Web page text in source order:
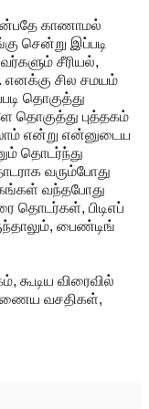
காணாமல்
சென்று இப்படி
சீரியல்,
எனக்கு சில சமயம்
தொகுத்து
தொகுத்து புத்தகம்
என்று என்னுடைய
தொடர்ந்து
வரும்போது
வந்தபோது
தொடர்கள், பிடிஎப்
பைண்டிங்
விரைவில்
வசதிகள்,